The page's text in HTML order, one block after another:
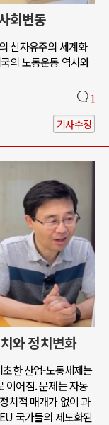
회변동
신자유주의 세계화
의 노동운동 역사와
1
기사수정
와 정치변화
초한 산업-노동체제는
이어짐. 문제는 자동
치적 매개가 없이 과
국가들의 제도화된